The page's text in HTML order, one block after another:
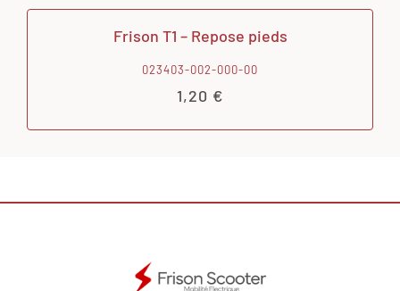
Frison T1 – Repose pieds
023403-002-000-00
1,20 €